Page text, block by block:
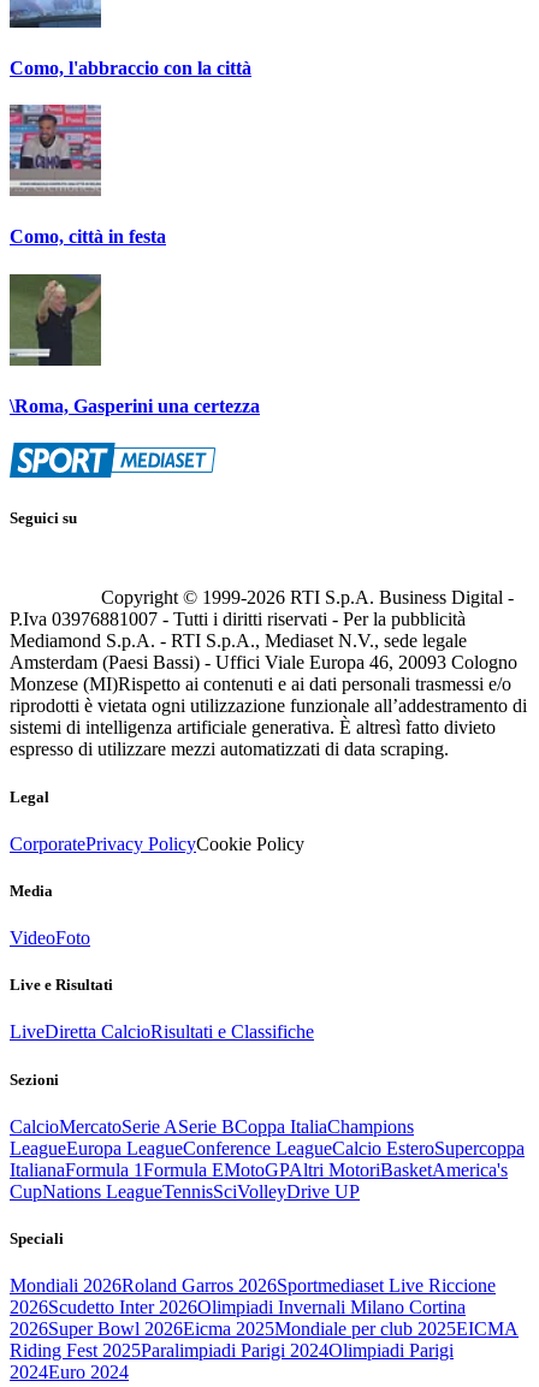
Como, l'abbraccio con la città
Como, città in festa
\Roma, Gasperini una certezza
Seguici su
Copyright © 1999-2026 RTI S.p.A. Business Digital -
P.Iva 03976881007 - Tutti i diritti riservati - Per la pubblicità
Mediamond S.p.A. - RTI S.p.A., Mediaset N.V., sede legale
Amsterdam (Paesi Bassi) - Uffici Viale Europa 46, 20093 Cologno
Monzese (MI)Rispetto ai contenuti e ai dati personali trasmessi e/o
riprodotti è vietata ogni utilizzazione funzionale all’addestramento di
sistemi di intelligenza artificiale generativa. È altresì fatto divieto
espresso di utilizzare mezzi automatizzati di data scraping.
Legal
CorporatePrivacy PolicyCookie Policy
Media
VideoFoto
Live e Risultati
LiveDiretta CalcioRisultati e Classifiche
Sezioni
CalcioMercatoSerie ASerie BCoppa ItaliaChampions
LeagueEuropa LeagueConference LeagueCalcio EsteroSupercoppa
ItalianaFormula 1Formula EMotoGPAltri MotoriBasketAmerica's
CupNations LeagueTennisSciVolleyDrive UP
Speciali
Mondiali 2026Roland Garros 2026Sportmediaset Live Riccione
2026Scudetto Inter 2026Olimpiadi Invernali Milano Cortina
2026Super Bowl 2026Eicma 2025Mondiale per club 2025EICMA
Riding Fest 2025Paralimpiadi Parigi 2024Olimpiadi Parigi
2024Euro 2024